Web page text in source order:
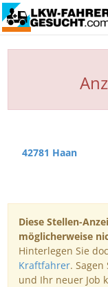
42781 Haan
Diese Stellen-
möglicherweise
Hinterlegen Sie
Kraftfahrer.
und Ihr neuer Job